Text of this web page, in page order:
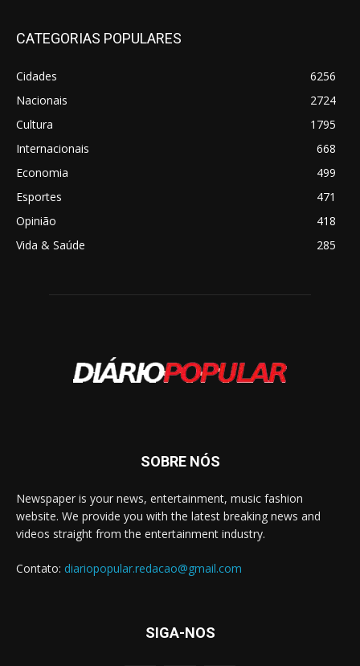
CATEGORIAS POPULARES
Cidades
6256
Nacionais
2724
Cultura
1795
Internacionais
668
Economia
499
Esportes
471
Opinião
418
Vida & Saúde
285
SOBRE NÓS
Newspaper is your news, entertainment, music fashion
website. We provide you with the latest breaking news and
videos straight from the entertainment industry.
Contato: diariopopular.redacao@gmail.com
SIGA-NOS